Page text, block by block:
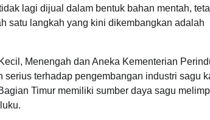
lagi dijual dalam bentuk bahan mentah,
satu langkah yang kini dikembangkan adalah
Menengah dan Aneka Kementerian
terhadap pengembangan industri sagu
Timur memiliki sumber daya sagu